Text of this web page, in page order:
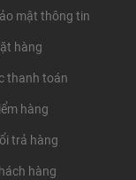
mật thông tin
hàng
thanh toán
hàng
trả hàng
hàng